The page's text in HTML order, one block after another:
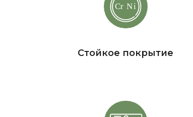
Стойкое покрытие